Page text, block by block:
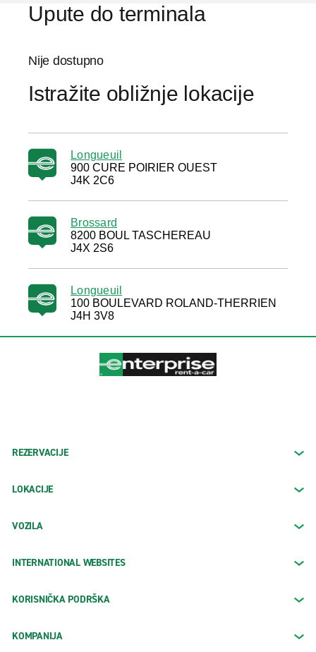
Upute do terminala
Nije dostupno
Istražite obližnje lokacije
Longueuil
900 CURE POIRIER OUEST
J4K 2C6
Brossard
8200 BOUL TASCHEREAU
J4X 2S6
Longueuil
100 BOULEVARD ROLAND-THERRIEN
J4H 3V8
REZERVACIJE
LOKACIJE
VOZILA
INTERNATIONAL WEBSITES
KORISNIČKA PODRŠKA
KOMPANIJA